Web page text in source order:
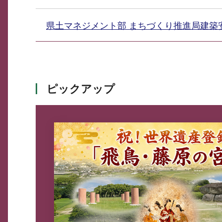
県土マネジメント部 まちづくり推進局建
ピックアップ